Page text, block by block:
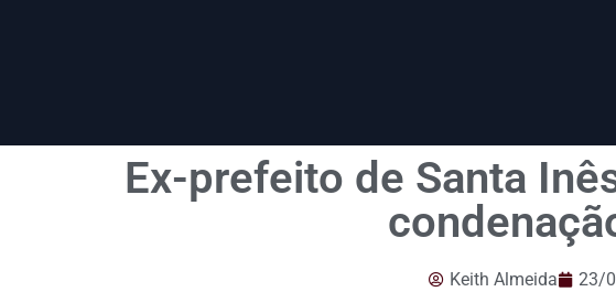
Ex-prefeito de Santa
Keith Almeida 23/